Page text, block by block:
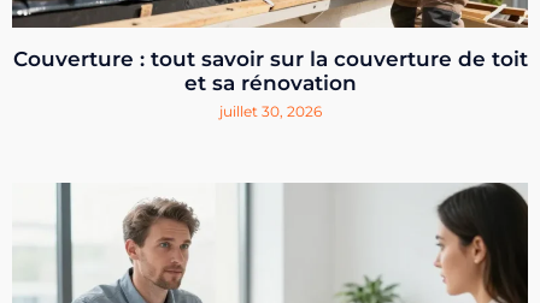
Couverture : tout savoir sur la couverture de toit
et sa rénovation
juillet 30, 2026